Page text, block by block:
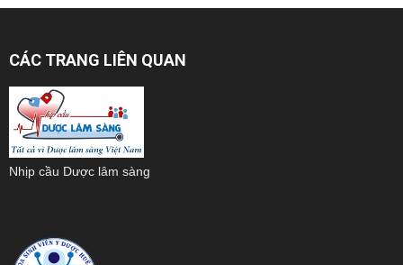
CÁC TRANG LIÊN QUAN
Nhịp cầu Dược lâm sàng